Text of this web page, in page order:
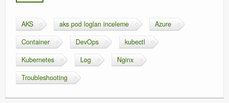
AKS aks pod logları inceleme
Azure
Container
DevOps
kubectl
Kubernetes
Log
Nginx
Troubleshooting